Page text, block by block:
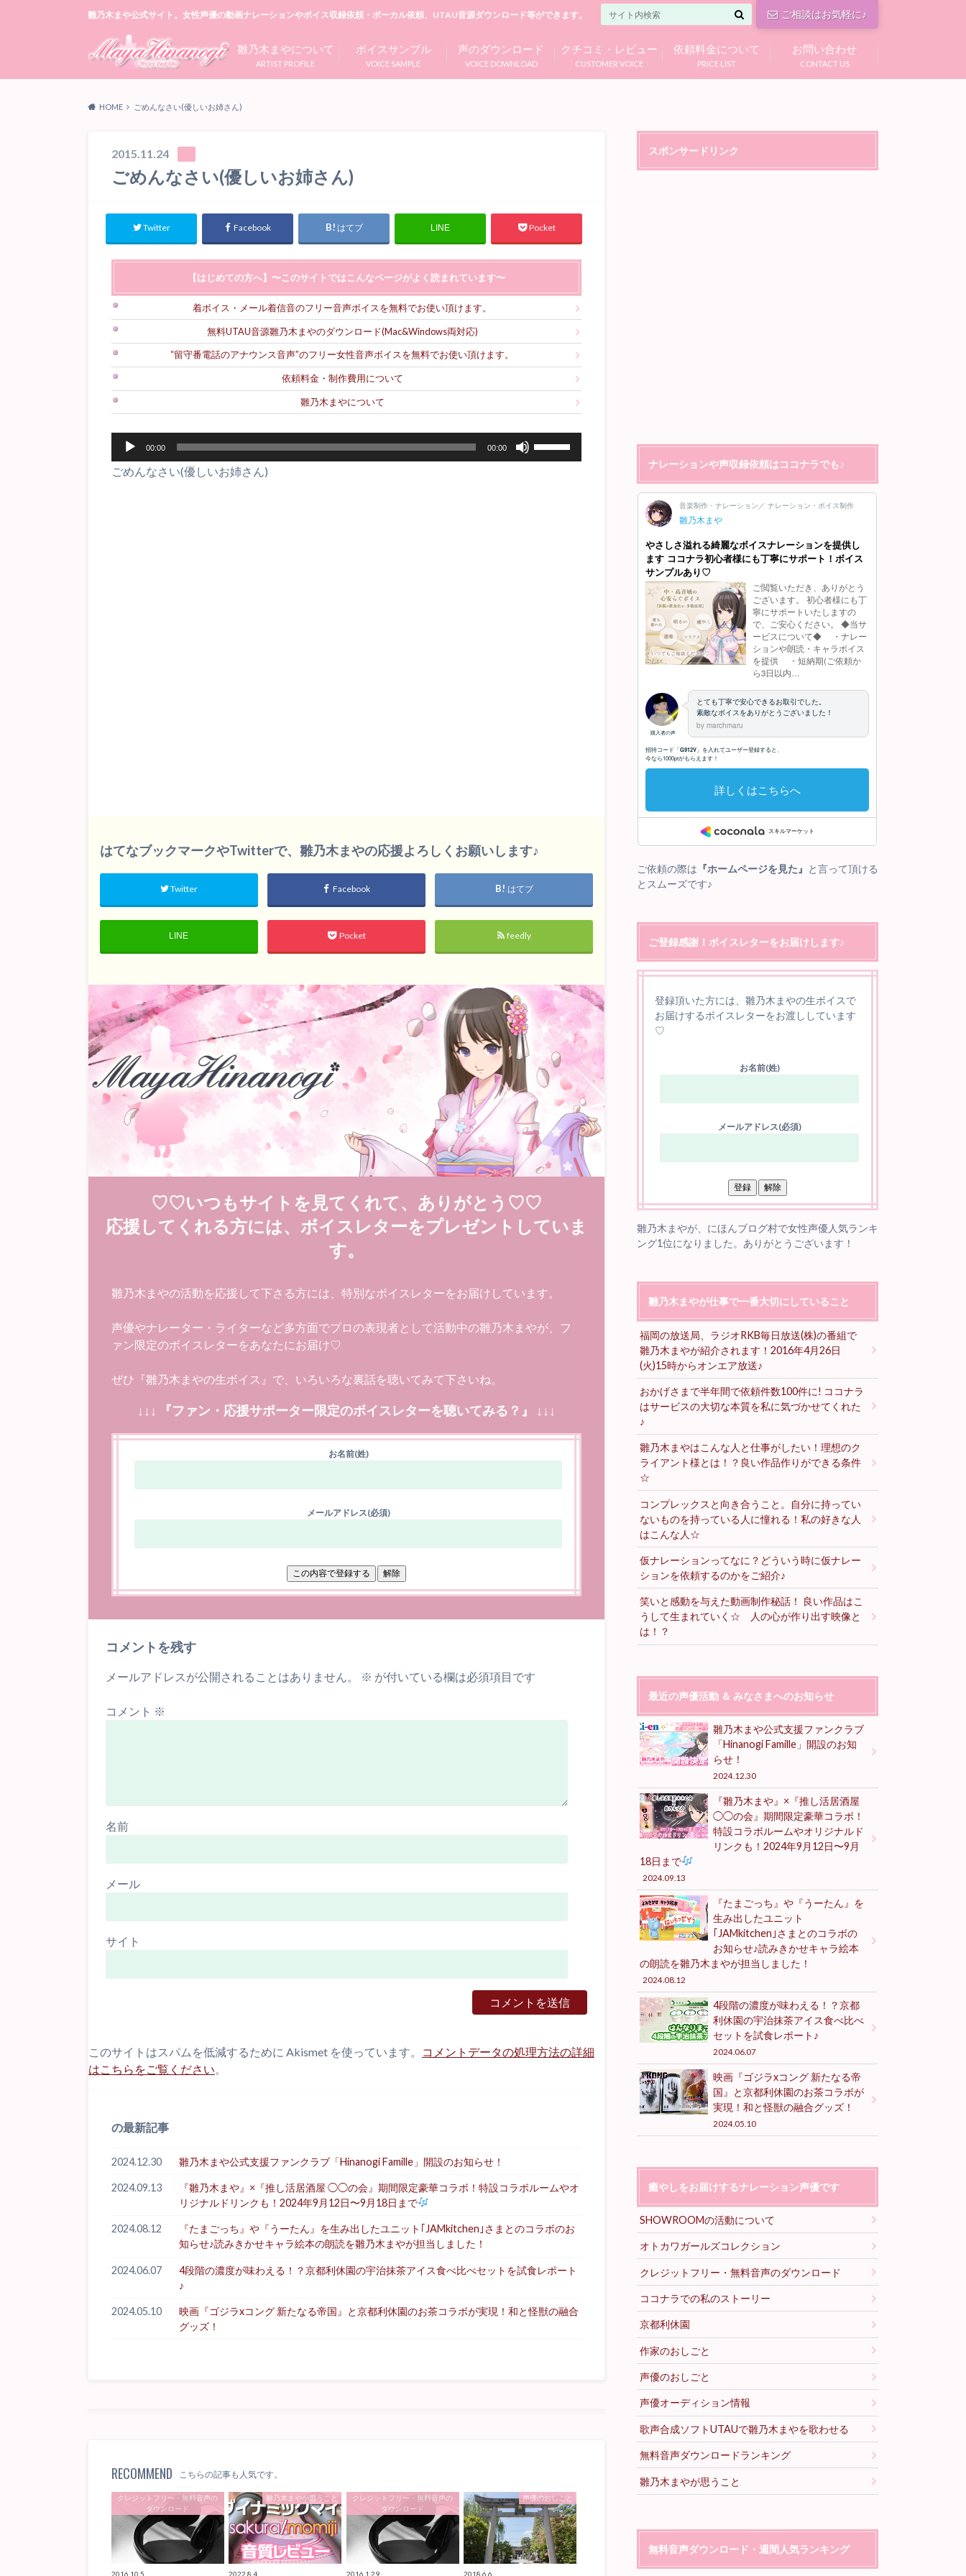
雛乃木まや公式サイト。女性声優の動画ナレーションやボイス収録依頼・ボーカル依頼、UTAU音源ダウンロード等ができます。 ご相談はお気軽に♪
ARTIST PROFILE
雛乃木まやについて
VOICE SAMPLE
ボイスサンプル
VOICE DOWNLOAD
声のダウンロード
CUSTOMER VOICE
クチコミ・レビュー
PRICE LIST
依頼料金について
CONTACT US
お問い合わせ
HOME ごめんなさい(優しいお姉さん)
2015.11.24
ごめんなさい(優しいお姉さん)
Twitter Facebook はてブ LINE Pocket
【はじめての方へ】〜このサイトではこんなページがよく読まれています〜
着ボイス・メール着信音のフリー音声ボイスを無料でお使い頂けます。
無料UTAU音源雛乃木まやのダウンロード(Mac&Windows両対応)
“留守番電話のアナウンス音声”のフリー女性音声ボイスを無料でお使い頂けます。
依頼料金・制作費用について
雛乃木まやについて
プ
00:00 00:00
ごめんなさい(優しいお姉さん)
はてなブックマークやTwitterで、雛乃木まやの応援よろしくお願いします♪
Twitter Facebook はてブ
LINE Pocket feedly
♡♡いつもサイトを見てくれて、ありがとう♡♡
応援してくれる方には、ボイスレターをプレゼントしていま
す。
雛乃木まやの活動を応援して下さる方には、特別なボイスレターをお届けしています。
声優やナレーター・ライターなど多方面でプロの表現者として活動中の雛乃木まやが、フ
ァン限定のボイスレターをあなたにお届け♡
ぜひ『雛乃木まやの生ボイス』で、いろいろな裏話を聴いてみて下さいね。
↓↓↓ 『ファン・応援サポーター限定のボイスレターを聴いてみる？』 ↓↓↓
お名前(姓)
メールアドレス(必須)
コメントを残す
メールアドレスが公開されることはありません。 ※ が付いている欄は必須項目です
コメント ※
名前
メール
サイト
このサイトはスパムを低減するために Akismet を使っています。
コメントデータの処理方法の詳細
はこちらをご覧ください。
の最新記事
2024.12.30 雛乃木まや公式支援ファンクラブ「Hinanogi Famille」開設のお知らせ！
2024.09.13
『雛乃木まや』×『推し活居酒屋 ◯◯の会』期間限定豪華コラボ！特設コラボルームやオ
リジナルドリンクも！2024年9月12日〜9月18日まで
2024.08.12
『たまごっち』や『うーたん』を生み出したユニット｢JAMkitchen｣さまとのコラボのお
知らせ♪読みきかせキャラ絵本の朗読を雛乃木まやが担当しました！
2024.06.07
4段階の濃度が味わえる！？京都利休園の宇治抹茶アイス食べ比べセットを試食レポート
♪
2024.05.10
映画『ゴジラxコング 新たなる帝国』と京都利休園のお茶コラボが実現！和と怪獣の融合
グッズ！
RECOMMEND こちらの記事も人気です。
クレジットフリー・無料音声の
ダウンロード
2016.10.5
雛乃木まやが思うこと
2022.8.4
クレジットフリー・無料音声の
ダウンロード
2016.1.29
声優のおしごと
2018.6.6
スポンサードリンク
ナレーションや声収録依頼はココナラでも♪
ご依頼の際は 『ホームページを見た』 と言って頂ける
とスムーズです♪
ご登録感謝！ボイスレターをお届けします♪
登録頂いた方には、雛乃木まやの生ボイスで
お届けするボイスレターをお渡ししています
♡
お名前(姓)
メールアドレス(必須)
雛乃木まやが、にほんブログ村で女性声優人気ランキ
ング1位になりました。ありがとうございます！
雛乃木まやが仕事で一番大切にしていること
福岡の放送局、ラジオRKB毎日放送(株)の番組で
雛乃木まやが紹介されます！2016年4月26日
(火)15時からオンエア放送♪
おかげさまで半年間で依頼件数100件に! ココナラ
はサービスの大切な本質を私に気づかせてくれた
♪
雛乃木まやはこんな人と仕事がしたい！理想のク
ライアント様とは！？良い作品作りができる条件
☆
コンプレックスと向き合うこと。自分に持ってい
ないものを持っている人に憧れる！私の好きな人
はこんな人☆
仮ナレーションってなに？どういう時に仮ナレー
ションを依頼するのかをご紹介♪
笑いと感動を与えた動画制作秘話！ 良い作品はこ
うして生まれていく☆ 人の心が作り出す映像と
は！？
最近の声優活動 ＆ みなさまへのお知らせ
雛乃木まや公式支援ファンクラブ
「Hinanogi Famille」開設のお知
らせ！
2024.12.30
『雛乃木まや』×『推し活居酒屋
◯◯の会』期間限定豪華コラボ！
特設コラボルームやオリジナルド
リンクも！2024年9月12日〜9月
18日まで
2024.09.13
『たまごっち』や『うーたん』を
生み出したユニット
｢JAMkitchen｣さまとのコラボの
お知らせ♪読みきかせキャラ絵本
の朗読を雛乃木まやが担当しました！
2024.08.12
4段階の濃度が味わえる！？京都
利休園の宇治抹茶アイス食べ比べ
セットを試食レポート♪
2024.06.07
映画『ゴジラxコング 新たなる帝
国』と京都利休園のお茶コラボが
実現！和と怪獣の融合グッズ！
2024.05.10
癒やしをお届けするナレーション声優です
SHOWROOMの活動について
オトカワガールズコレクション
クレジットフリー・無料音声のダウンロード
ココナラでの私のストーリー
京都利休園
作家のおしごと
声優のおしごと
声優オーディション情報
歌声合成ソフトUTAUで雛乃木まやを歌わせる
無料音声ダウンロードランキング
雛乃木まやが思うこと
無料音声ダウンロード・週間人気ランキング